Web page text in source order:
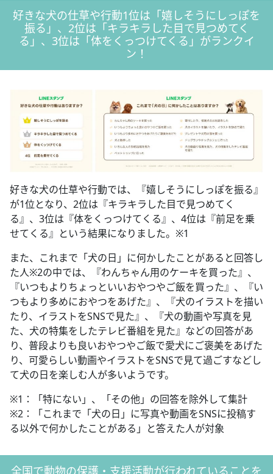
好きな犬の仕草や行動1位は「嬉しそうにしっぽを
振る」、2位は「キラキラした目で見つめてく
る」、3位は「体をくっつけてくる」がランクイ
ン！
好きな犬の仕草や行動では、『嬉しそうにしっぽを振る』
が1位となり、2位は『キラキラした目で見つめてく
る』、3位は『体をくっつけてくる』、4位は『前足を乗
せてくる』という結果になりました。※1
また、これまで「犬の日」に何かしたことがあると回答し
た人※2の中では、『わんちゃん用のケーキを買った』、
『いつもよりちょっといいおやつやご飯を買った』、『い
つもより多めにおやつをあげた』、『犬のイラストを描い
たり、イラストをSNSで見た』、『犬の動画や写真を見
た、犬の特集をしたテレビ番組を見た』などの回答があ
り、普段よりも良いおやつやご飯で愛犬にご褒美をあげた
り、可愛らしい動画やイラストをSNSで見て過ごすなどし
て犬の日を楽しむ人が多いようです。
※1：「特にない」、「その他」の回答を除外して集計
※2：「これまで「犬の日」に写真や動画をSNSに投稿す
る以外で何かしたことがある」と答えた人が対象